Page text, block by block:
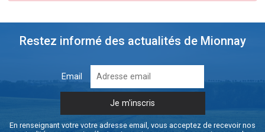
Restez informé des actualités de Mionnay
Email
En renseignant votre votre adresse email, vous acceptez de recevoir nos